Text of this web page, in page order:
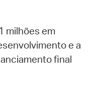
milhões em
e a
final